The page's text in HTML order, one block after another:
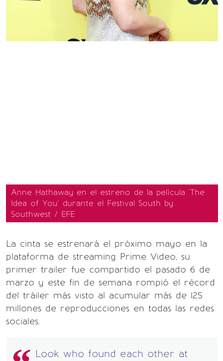
Anne Hathaway en el estreno de la película 'The
Idea of ​​You' durante el Festival South by
Southwest / EFE
La cinta se estrenará el próximo mayo en la
plataforma de streaming Prime Video, su
primer trailer fue compartido el pasado 6 de
marzo y este fin de semana rompió el récord
del tráiler más visto al acumular más de 125
millones de reproducciones en todas las redes
sociales.
Look who found each other at